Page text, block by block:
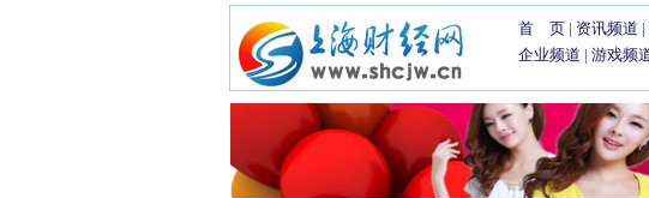
首 页 | 资讯频道 |
企业频道 | 游戏频